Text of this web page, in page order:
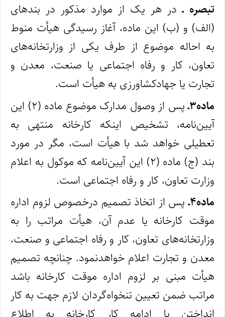
تبصره ـ در هر یک از موارد مذکور در بندهای
(الف) و (ب) این ماده، آغاز رسیدگی هیأت منوط
به احاله موضوع از طرف یکی از وزارتخانه‌های
تعاون، کار و رفاه اجتماعی یا صنعت، معدن و
تجارت یا جهادکشاورزی به هیأت است.
ماده۳ـ
پس از وصول مدارک موضوع ماده (۲) این
آیین­‌نامه، تشخیص اینکه کارخانه منتهی به
تعطیلی خواهد شد با هیأت است، مگر در مورد
بند (ج) ماده (۲) این آیین­‌نامه که موکول به اعلام
وزارت تعاون، کار و رفاه اجتماعی است.
ماده۴ـ پس از اتخاذ تصمیم درخصوص لزوم اداره
موقت کارخانه یا عدم آن، هیأت مراتب را به
وزارتخانه‌های تعاون، کار و رفاه اجتماعی و صنعت،
معدن و تجارت اعلام خواهدنمود. چنانچه تصمیم
هیأت مبنی بر لزوم اداره موقت کارخانه باشد
مراتب ضمن تعیین تنخواه‌گردان لازم جهت به کار